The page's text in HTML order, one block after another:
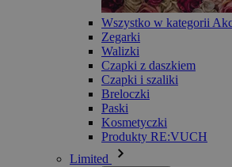
Wszystko w kategorii
Zegarki
Walizki
Czapki z daszkiem
Czapki i szaliki
Breloczki
Paski
Kosmetyczki
Produkty RE:VUCH
Limited